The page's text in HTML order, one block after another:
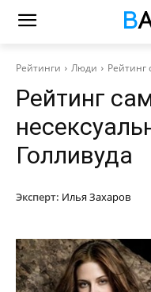
Рейтинги Люди Рейтинг
Рейтинг
Голливуда
Эксперт: Илья Захаров